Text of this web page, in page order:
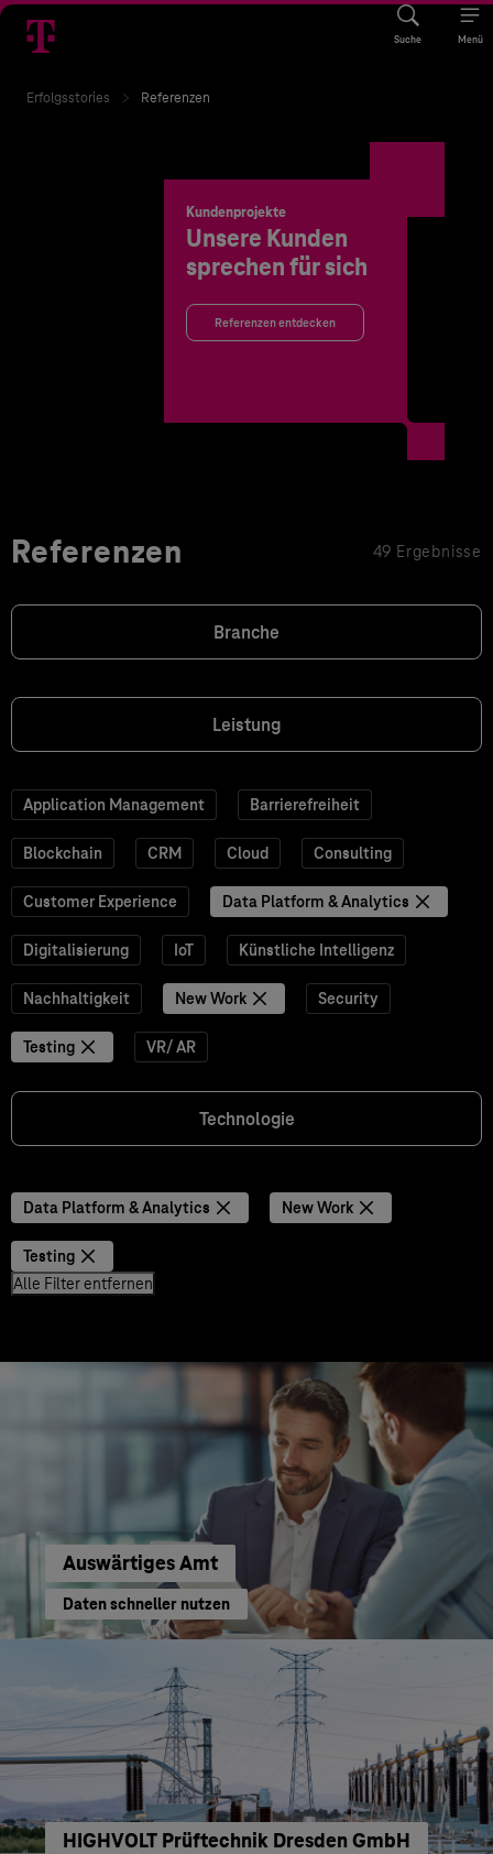
Suche Menü
Erfolgsstories Referenzen
Kundenprojekte
Unsere Kunden
sprechen für sich
Referenzen entdecken
Referenzen 49 Ergebnisse
Branche
Leistung
Application Management Barrierefreiheit
Blockchain CRM Cloud Consulting
Customer Experience Data Platform & Analytics
Digitalisierung IoT Künstliche Intelligenz
Nachhaltigkeit New Work Security
Testing VR/ AR
Technologie
Data Platform & Analytics New Work
Testing
Alle Filter entfernen
Auswärtiges Amt
Daten schneller nutzen
HIGHVOLT Prüftechnik Dresden GmbH